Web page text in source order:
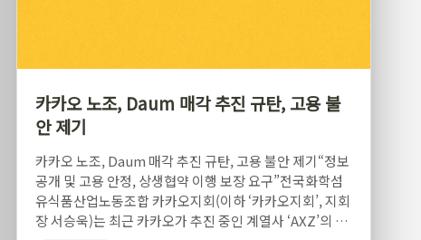
카카오 노조, Daum 매각 추진 규탄, 고용 불
안 제기
카카오 노조, Daum 매각 추진 규탄, 고용 불안 제기“정보
공개 및 고용 안정, 상생협약 이행 보장 요구”전국화학섬
유식품산업노동조합 카카오지회(이하 ‘카카오지회’, 지회
장 서승욱)는 최근 카카오가 추진 중인 계열사 ‘AXZ’의 일